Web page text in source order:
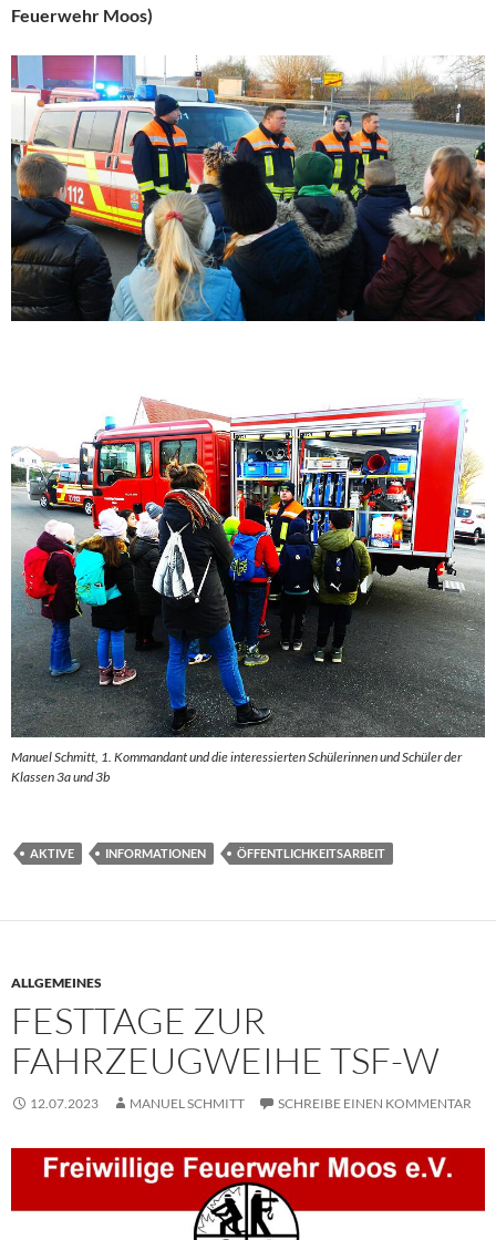
Feuerwehr Moos)
Manuel Schmitt, 1. Kommandant und die interessierten Schülerinnen und Schüler der
Klassen 3a und 3b
AKTIVE INFORMATIONEN ÖFFENTLICHKEITSARBEIT
ALLGEMEINES
FESTTAGE ZUR
FAHRZEUGWEIHE TSF-W
12.07.2023 MANUEL SCHMITT SCHREIBE EINEN KOMMENTAR